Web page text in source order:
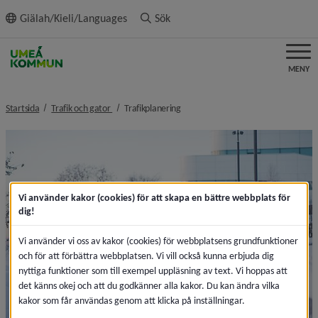
innehållet
Giälah/Kieli/Languages Sök
MENY
Startsida Trafik och gator nivå i brödsmulenavigeringen
Trafikplaneringnivå i brödsmulenavigeringen
Vi använder kakor (cookies) för att skapa en bättre webbplats för
dig!
Vi använder vi oss av kakor (cookies) för webbplatsens grundfunktioner
och för att förbättra webbplatsen. Vi vill också kunna erbjuda dig
nyttiga funktioner som till exempel uppläsning av text. Vi hoppas att
det känns okej och att du godkänner alla kakor. Du kan ändra vilka
kakor som får användas genom att klicka på inställningar.